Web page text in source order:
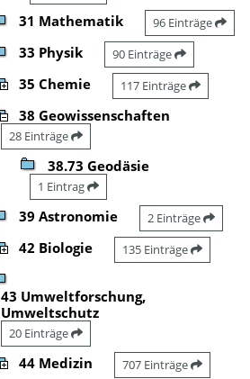
31 Mathematik 96 Einträge
33 Physik 90 Einträge
35 Chemie 117 Einträge
38 Geowissenschaften
28 Einträge
38.73 Geodäsie
1 Eintrag
39 Astronomie 2 Einträge
42 Biologie 135 Einträge
43 Umweltforschung,
Umweltschutz
20 Einträge
44 Medizin 707 Einträge